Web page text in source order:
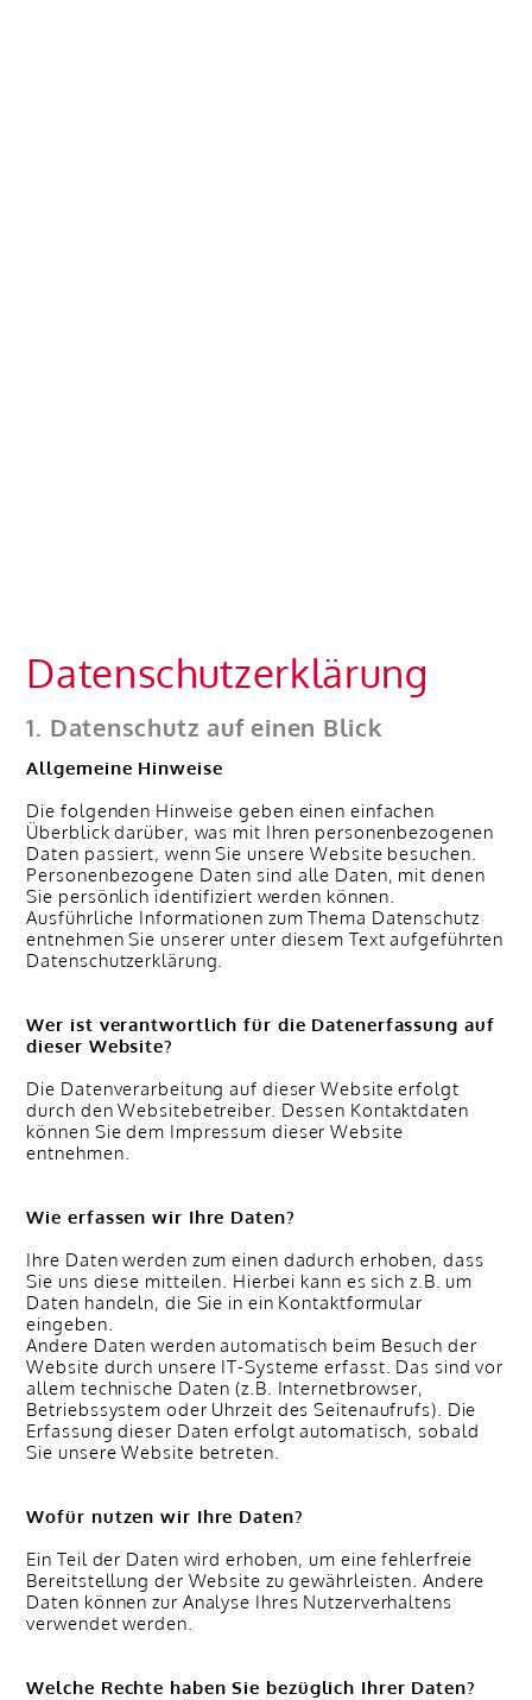
Datenschutzerklärung
1. Datenschutz auf einen Blick
Allgemeine Hinweise
Die folgenden Hinweise geben einen einfachen
Überblick darüber, was mit Ihren personenbezogenen
Daten passiert, wenn Sie unsere Website besuchen.
Personenbezogene Daten sind alle Daten, mit denen
Sie persönlich identifiziert werden können.
Ausführliche Informationen zum Thema Datenschutz
entnehmen Sie unserer unter diesem Text aufgeführten
Datenschutzerklärung.
Wer ist verantwortlich für die Datenerfassung auf
dieser Website?
Die Datenverarbeitung auf dieser Website erfolgt
durch den Websitebetreiber. Dessen Kontaktdaten
können Sie dem Impressum dieser Website
entnehmen.
Wie erfassen wir Ihre Daten?
Ihre Daten werden zum einen dadurch erhoben, dass
Sie uns diese mitteilen. Hierbei kann es sich z.B. um
Daten handeln, die Sie in ein Kontaktformular
eingeben.
Andere Daten werden automatisch beim Besuch der
Website durch unsere IT-Systeme erfasst. Das sind vor
allem technische Daten (z.B. Internetbrowser,
Betriebssystem oder Uhrzeit des Seitenaufrufs). Die
Erfassung dieser Daten erfolgt automatisch, sobald
Sie unsere Website betreten.
Wofür nutzen wir Ihre Daten?
Ein Teil der Daten wird erhoben, um eine fehlerfreie
Bereitstellung der Website zu gewährleisten. Andere
Daten können zur Analyse Ihres Nutzerverhaltens
verwendet werden.
Welche Rechte haben Sie bezüglich Ihrer Daten?